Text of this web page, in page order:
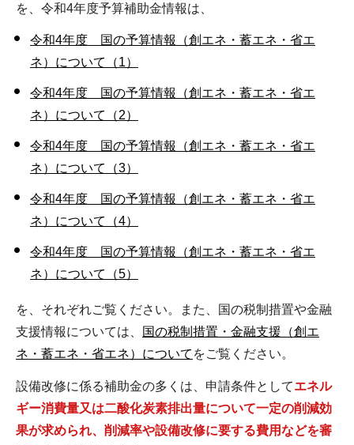
を、令和4年度予算補助金情報は、
令和4年度 国の予算情報（創エネ・蓄エネ・省エ
ネ）について（1）
令和4年度 国の予算情報（創エネ・蓄エネ・省エ
ネ）について（2）
令和4年度 国の予算情報（創エネ・蓄エネ・省エ
ネ）について（3）
令和4年度 国の予算情報（創エネ・蓄エネ・省エ
ネ）について（4）
令和4年度 国の予算情報（創エネ・蓄エネ・省エ
ネ）について（5）
を、それぞれご覧ください。また、国の税制措置や金融
支援情報については、
国の税制措置・金融支援（創エ
ネ・蓄エネ・省エネ）について をご覧ください。
設備改修に係る補助金の多くは、申請条件としてエネル
ギー消費量又は二酸化炭素排出量について一定の削減効
果が求められ、削減率や設備改修に要する費用などを審